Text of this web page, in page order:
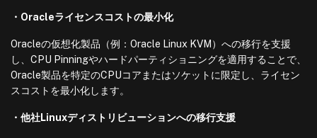
・Oracleライセンスコストの最小化
Oracleの仮想化製品（例：Oracle Linux KVM）への移行を支援
し、CPU Pinningやハードパーティショニングを適用することで、
Oracle製品を特定のCPUコアまたはソケットに限定し、ライセン
スコストを最小化します。
・他社Linuxディストリビューションへの移行支援